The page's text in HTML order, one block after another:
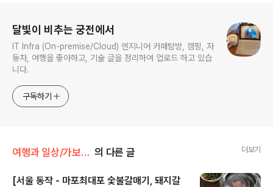
달빛이 비추는 궁전에서
IT Infra (On-premise/Cloud) 엔지니어 카페탐방, 캠핑, 자
동차, 여행을 좋아하고, 기술 글을 정리하여 업로드 하고 있습
니다.
구독하기
여행과 일상/가보았던 맛집들 의 다른 글 더보기
[서울 동작 - 마포최대포 숯불갈매기, 돼지갈